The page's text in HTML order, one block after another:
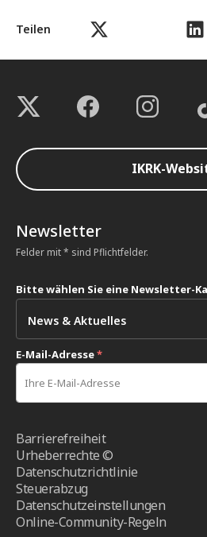
Teilen
IKRK-
Newsletter
Felder mit * sind Pflichtfelder.
Bitte wählen Sie eine Newsletter-
E-Mail-Adresse*
Barrierefreiheit
Urheberrechte ©
Datenschutzrichtlinie
Steuerabzug
Datenschutzeinstellungen
Online-Community-Regeln